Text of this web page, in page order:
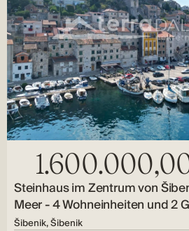
Steinhaus im Zentrum von
Meer - 4 Wohneinheiten und 2
Šibenik, Šibenik